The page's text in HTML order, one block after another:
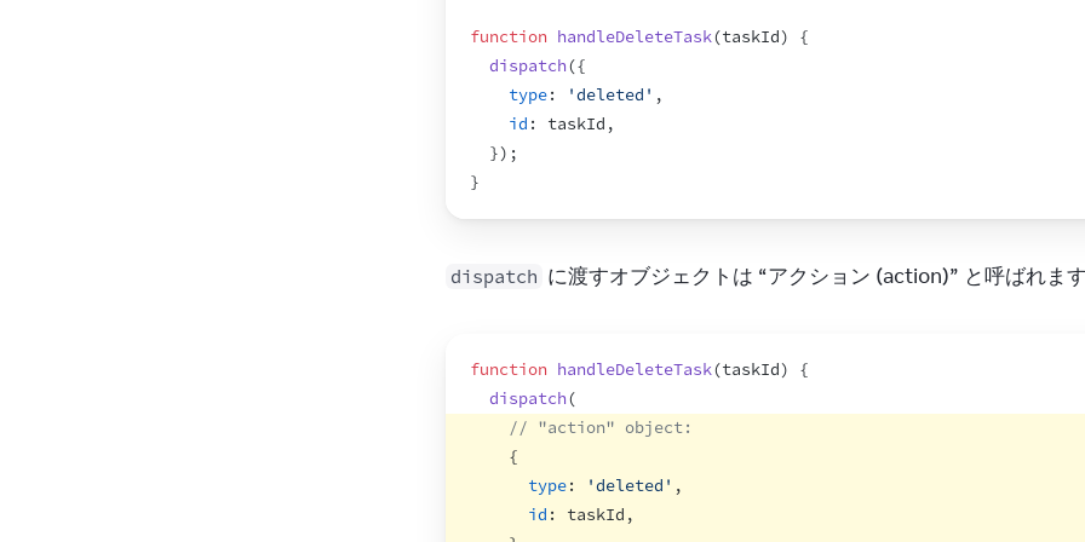
function handleDeleteTask(taskId)
{
dispatch({
type: 'deleted' ,
id : taskId ,
}) ;
}
dispatch に渡すオブジェクトは “アクション (action)” と呼ばれま
function handleDeleteTask(taskId)
{
dispatch(
// "action" object:
{
type: 'deleted' ,
id : taskId ,